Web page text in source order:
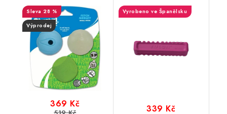
28 %
Výprodej
369 Kč
Vyrobeno ve Španělsku
339 Kč